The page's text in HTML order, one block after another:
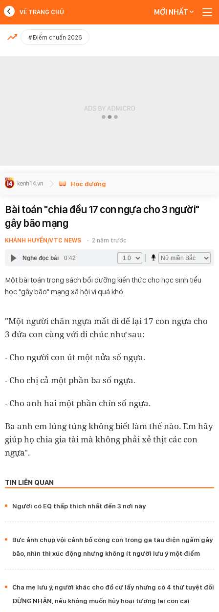
MỚI NHẤT
VỀ TRANG CHỦ MỚI NHẤT
#Điểm chuẩn 2026
Học đường
Bài toán "chia đều 17 con ngựa cho 3 người"
gây bão mạng
KHÁNH HUYỀN/VTC NEWS 2 năm trước
Nghe đọc bài 0:42
Một bài toán trong sách bồi dưỡng kiến thức cho học sinh tiểu
học "gây bão" mạng xã hội vì quá khó.
"Một người chăn ngựa mất đi để lại 17 con ngựa cho
3 đứa con cùng với di chúc như sau:
- Cho người con út một nửa số ngựa.
- Cho chị cả một phần ba số ngựa.
- Cho anh hai một phần chín số ngựa.
Ba anh em lúng túng không biết làm thế nào. Em hãy
giúp họ chia gia tài mà không phải xẻ thịt các con
ngựa".
TIN LIÊN QUAN
Người có EQ thấp thích nhất đến 3 nơi này
Bức ảnh chụp vội cảnh bố cõng con trong ga tàu điện ngầm gây
bão, nhìn thì xúc động nhưng không ít người lưu ý một điểm
Cha mẹ lưu ý, người khác cho đồ cứ lấy nhưng có 4 thứ tuyệt đối
ĐỪNG NHẬN, nếu không muốn hủy hoại tương lai con cái